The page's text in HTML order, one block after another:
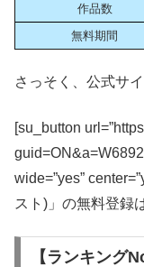
作品数
無料期間
さっそく、公式サ
[su_button
wide=”yes”
スト)」の無料登録
【ランキング